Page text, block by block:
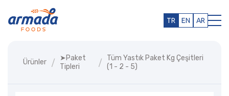
TR EN AR
Ürünler
➤paket
Tipleri
Tüm Yastık Paket Kg Çeşitleri
(1 - 2 - 5)